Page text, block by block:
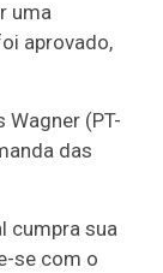
uma
aprovado,
Wagner (PT-
das
cumpra sua
se com o